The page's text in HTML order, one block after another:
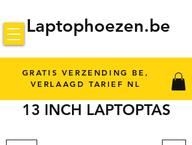
Laptophoezen.be
GRATIS VERZENDING BE,
VERLAAGD TARIEF NL
13 INCH LAPTOPTAS